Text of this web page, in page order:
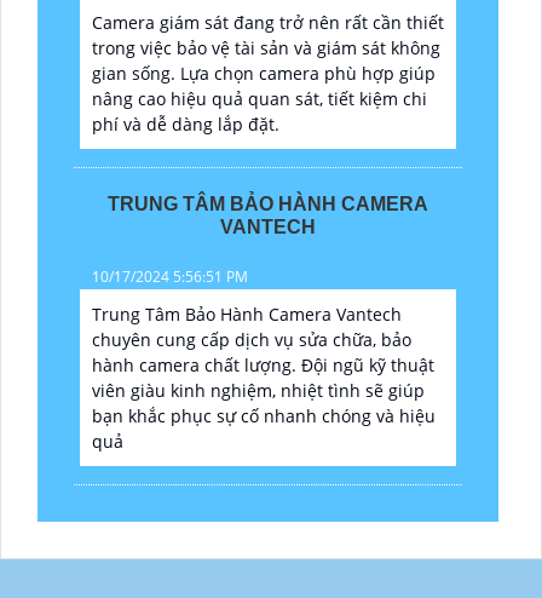
Camera giám sát đang trở nên rất cần thiết
trong việc bảo vệ tài sản và giám sát không
gian sống. Lựa chọn camera phù hợp giúp
nâng cao hiệu quả quan sát, tiết kiệm chi
phí và dễ dàng lắp đặt.
TRUNG TÂM BẢO HÀNH CAMERA
VANTECH
10/17/2024 5:56:51 PM
Trung Tâm Bảo Hành Camera Vantech
chuyên cung cấp dịch vụ sửa chữa, bảo
hành camera chất lượng. Đội ngũ kỹ thuật
viên giàu kinh nghiệm, nhiệt tình sẽ giúp
bạn khắc phục sự cố nhanh chóng và hiệu
quả